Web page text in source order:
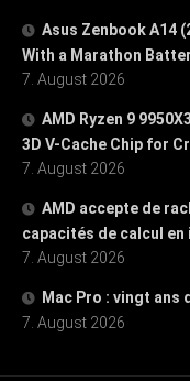
Asus Zenbook A14
With a Marathon
7. August 2026
AMD Ryzen 9
3D V-Cache Chip for
7. August 2026
AMD accepte de
capacités de calcul
7. August 2026
Mac Pro : vingt ans
7. August 2026